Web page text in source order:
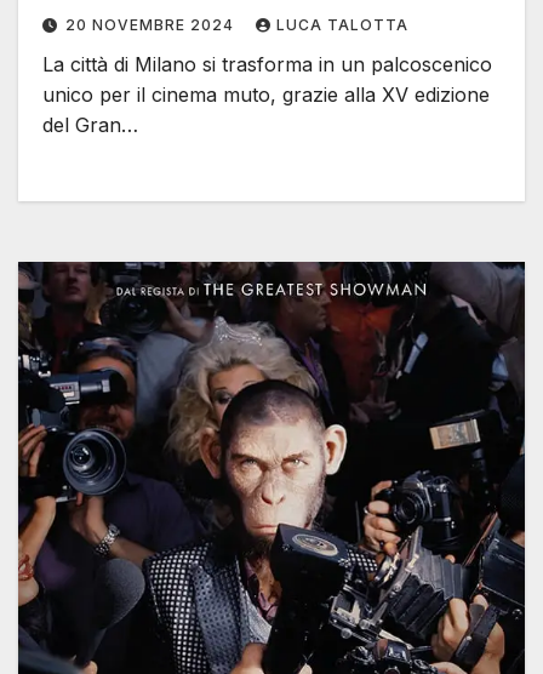
20 NOVEMBRE 2024 LUCA TALOTTA
La città di Milano si trasforma in un palcoscenico
unico per il cinema muto, grazie alla XV edizione
del Gran…